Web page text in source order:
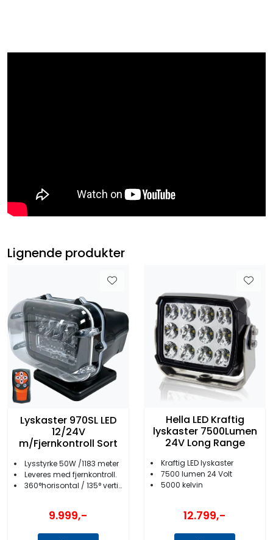
Lignende produkter
Lyskaster 970SL LED
12/24V
m/Fjernkontroll Sort
Lysstyrke 50W /1183 meter
Leveres med fjernkontroll.
360°horisontal / 135° vertikal bevegelse
9.999,-
Hella LED Kraftig
lyskaster 7500Lumen
24V Long Range
Kraftig LED lyskaster
7500 lumen 24 Volt
5000 kelvin
12.799,-